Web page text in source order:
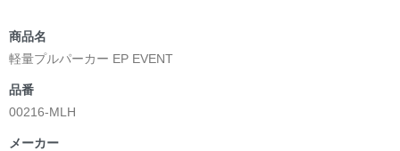
商品名
軽量プルパーカー EP EVENT
品番
00216-MLH
メーカー